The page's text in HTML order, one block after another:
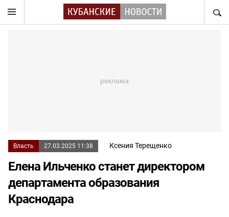
Власть 27.03.2025 11:38 Ксения Терещенко
Елена Ильченко станет директором
департамента образования
Краснодара